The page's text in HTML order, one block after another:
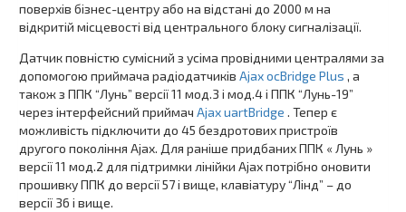
поверхів бізнес-центру або на відстані до 2000 м на
відкритій місцевості від центрального блоку сигналізації.
Датчик повністю сумісний з усіма провідними централями за
допомогою приймача радіодатчиків Ajax ocBridge Plus , а
також з ППК “Лунь” версії 11 мод.3 і мод.4 і ППК “Лунь-19”
через інтерфейсний приймач Ajax uartBridge . Тепер є
можливість підключити до 45 бездротових пристроїв
другого покоління Ajax. Для раніше придбаних ППК « Лунь »
версії 11 мод.2 для підтримки лінійки Ajax потрібно оновити
прошивку ППК до версії 57 і вище, клавіатуру “Лінд” – до
версії 36 і вище.